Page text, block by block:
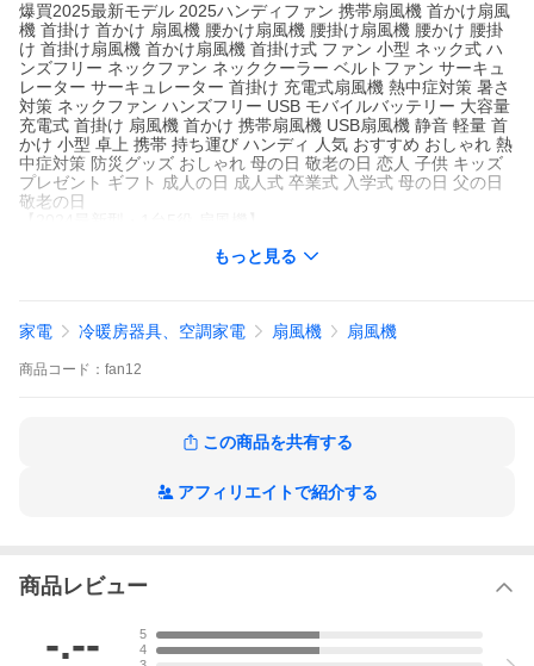
爆買2025最新モデル 2025ハンディファン 携帯扇風機 首かけ扇風
機 首掛け 首かけ 扇風機 腰かけ扇風機 腰掛け扇風機 腰かけ 腰掛
け 首掛け扇風機 首かけ扇風機 首掛け式 ファン 小型 ネック式 ハ
ンズフリー ネックファン ネッククーラー ベルトファン サーキュ
レーター サーキュレーター 首掛け 充電式扇風機 熱中症対策 暑さ
対策 ネックファン ハンズフリー USB モバイルバッテリー 大容量
充電式 首掛け 扇風機 首かけ 携帯扇風機 USB扇風機 静音 軽量 首
かけ 小型 卓上 携帯 持ち運び ハンディ 人気 おすすめ おしゃれ 熱
中症対策 防災グッズ おしゃれ 母の日 敬老の日 恋人 子供 キッズ
プレゼント ギフト 成人の日 成人式 卒業式 入学式 母の日 父の日
敬老の日
ンディ 携帯 卓上使用が可能な1台5役の多機能デザインを採用し、
する 腰掛け扇風機 です。
【豊富なアタッチメント付き・首掛け/手持ち/腰掛け/卓上式】
ド、リストバンドが含まれており、それぞれのアタッチメントを
使って、首掛け扇風機、卓上扇風機、手持ち扇風機（ ハンディフ
ュエーションで最適な涼しさを提供することが可能です。
く、静かな環境で涼しさを。日中でも夜間でも、いつでも気軽に
使用することが可能な ポータブル扇風機 です。 また、この USB
ン 風量の無段階調整機能を搭載し、ユーザーは任意の風量を精密
に調整することができ、暑さの度合いや個人の好みに合わせた最
もっと見る
家電 冷暖房器具、空調家電 扇風機 扇風機
商品 コード： fan12
この商品を共有する
アフィリエイトで紹介する
商品レビュー
-.--
5
4